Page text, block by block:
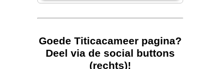
Goede Titicacameer pagina?
Deel via de social buttons
(rechts)!